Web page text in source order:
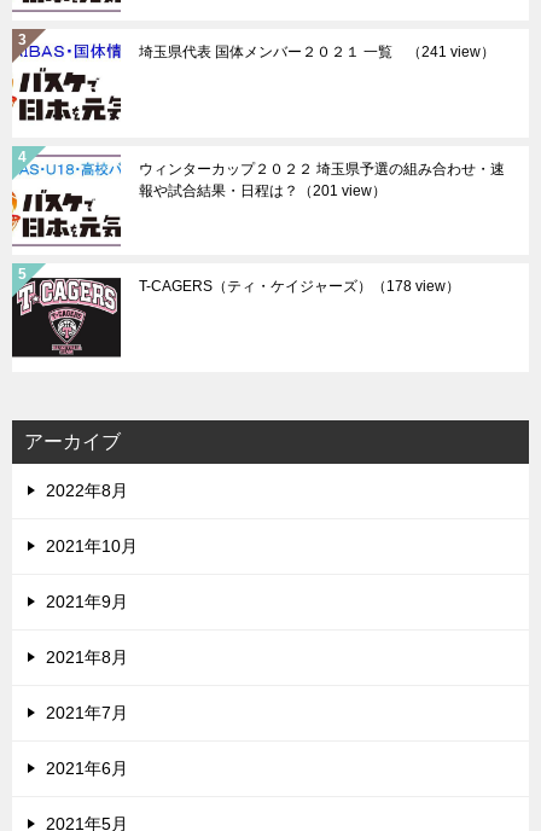
埼玉県代表 国体メンバー２０２１ 一覧 （241 view）
ウィンターカップ２０２２ 埼玉県予選の組み合わせ・速
報や試合結果・日程は？
（201 view）
T-CAGERS（ティ・ケイジャーズ） （178 view）
アーカイブ
2022年8月
2021年10月
2021年9月
2021年8月
2021年7月
2021年6月
2021年5月